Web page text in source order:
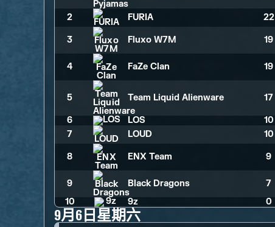
2 FURIA 22
3 Fluxo W7M 19
4 FaZe Clan 19
5 Team Liquid Alienware 17
6 LOS 10
7
LOUD 10
8 ENX Team 9
9 Black Dragons 7
10
9z 0
9月6日星期六